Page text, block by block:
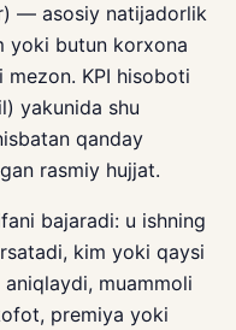
— asosiy natijadorlik
yoki butun korxona
KPI hisoboti
yakunida shu
qanday
rasmiy hujjat.
bajaradi: u ishning
kim yoki qaysi
muammoli
premiya yoki